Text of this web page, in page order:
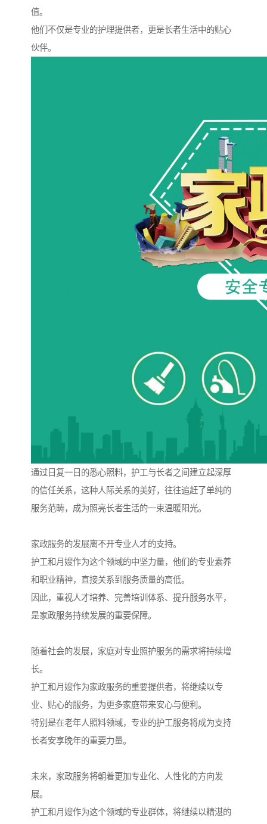
值。
他们不仅是专业的护理提供者，更是长者生活中的贴心
伙伴。
通过日复一日的悉心照料，护工与长者之间建立起深厚
的信任关系，这种人际关系的美好，往往追赶了单纯的
服务范畴，成为照亮长者生活的一束温暖阳光。
家政服务的发展离不开专业人才的支持。
护工和月嫂作为这个领域的中坚力量，他们的专业素养
和职业精神，直接关系到服务质量的高低。
因此，重视人才培养、完善培训体系、提升服务水平，
是家政服务持续发展的重要保障。
随着社会的发展，家庭对专业照护服务的需求将持续增
长。
护工和月嫂作为家政服务的重要提供者，将继续以专
业、贴心的服务，为更多家庭带来安心与便利。
特别是在老年人照料领域，专业的护工服务将成为支持
长者安享晚年的重要力量。
未来，家政服务将朝着更加专业化、人性化的方向发
展。
护工和月嫂作为这个领域的专业群体，将继续以精湛的